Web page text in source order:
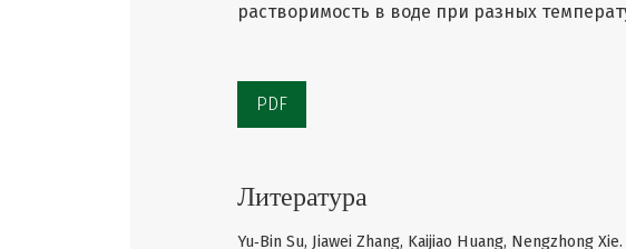
растворимость в воде при разных
PDF
Литература
Yu‐Bin Su, Jiawei Zhang, Kaijiao Huang, Nengzhong